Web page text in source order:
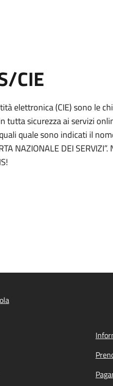
CIE
elettronica (CIE) sono le
tutta sicurezza ai servizi
quale sono indicati il
NAZIONALE DEI SERVIZI”.